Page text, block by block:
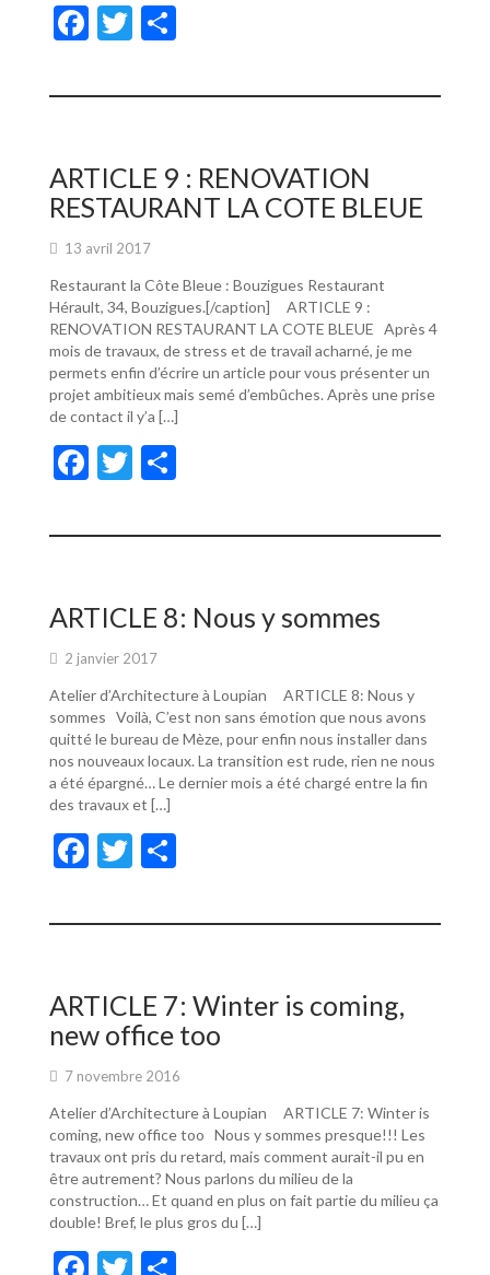
F
e
o
o
k
T
itt ta
er
ARTICLE 9 : RENOVATION
RESTAURANT LA COTE BLEUE
13 avril 2017
Restaurant la Côte Bleue : Bouzigues Restaurant
Hérault, 34, Bouzigues.[/caption] ARTICLE 9 :
RENOVATION RESTAURANT LA COTE BLEUE Après 4
mois de travaux, de stress et de travail acharné, je me
permets enfin d’écrire un article pour vous présenter un
projet ambitieux mais semé d’embûches. Après une prise
de contact il y’a […]
F
e
o
o
k
T
itt ta
er
ARTICLE 8: Nous y sommes
2 janvier 2017
Atelier d’Architecture à Loupian ARTICLE 8: Nous y
sommes Voilà, C’est non sans émotion que nous avons
quitté le bureau de Mèze, pour enfin nous installer dans
nos nouveaux locaux. La transition est rude, rien ne nous
a été épargné… Le dernier mois a été chargé entre la fin
des travaux et […]
F
e
o
o
k
T
itt ta
er
ARTICLE 7: Winter is coming,
new office too
7 novembre 2016
Atelier d’Architecture à Loupian ARTICLE 7: Winter is
coming, new office too Nous y sommes presque!!! Les
travaux ont pris du retard, mais comment aurait-il pu en
être autrement? Nous parlons du milieu de la
construction… Et quand en plus on fait partie du milieu ça
double! Bref, le plus gros du […]